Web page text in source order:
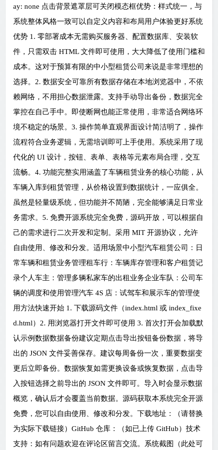
ay: none 点击背景遮罩层可关闭模态框优势：样式统一，与
系统整体风格一致可以自定义内容和布局用户体验更好系统
优势 1. 零部署成本无需购买服务器、配置数据库、安装软
件，只需双击 HTML 文件即可使用，大大降低了使用门槛和
成本。这对于预算有限的中小型租赁公司来说是非常理想的
选择。2. 数据安全可靠所有数据存储在本地浏览器中，不依
赖网络，不用担心数据泄露。支持手动导出备份，数据完全
掌控在自己手中。即使断网也能正常使用，非常适合网络环
境不稳定的场景。3. 操作简单直观界面设计简洁明了，操作
流程符合业务逻辑，无需培训即可上手使用。系统采用了现
代化的 UI 设计，按钮、表单、表格等元素布局合理，交互
流畅。4. 功能完整实用涵盖了车辆租赁业务的核心功能，从
车辆入库到租赁管理，从价格设置到数据统计，一应俱全。
虽然是轻量级系统，但功能并不简陋，完全能够满足日常业
务需求。5. 免费开源系统完全免费，源码开放，可以根据自
己的需求进行二次开发和定制。采用 MIT 开源协议，允许
自由使用、修改和分发。适用场景中小型汽车租赁公司：日
常车辆和租赁业务管理租车行：车辆库存管理和客户租赁记
录个人车主：管理多辆私家车的出租业务企业车队：公司车
辆的调度和使用管理汽车 4S 店：试驾车和展示车的管理使
用方法快速开始 1. 下载源码文件（index.html 或 index_fixe
d.html）2. 用浏览器打开文件即可使用 3. 首次打开会加载默
认示例数据数据备份建议定期点击导出按钮备份数据，将导
出的 JSON 文件妥善保存。建议每周备份一次，重要数据变
更后立即备份。数据恢复如需更换设备或恢复数据，点击导
入按钮选择之前导出的 JSON 文件即可。导入时会显示数据
概览，确认后才会覆盖当前数据。源码获取本系统完全开源
免费，您可以自由使用、修改和分发。下载地址：（请替换
为实际下载链接）GitHub 仓库：（如已上传 GitHub）技术
支持：如有问题欢迎在评论区留言交流。系统截图（此处可